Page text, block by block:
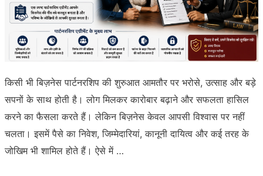
कैसे
बचाएं?
किसी भी बिज़नेस पार्टनरशिप की शुरुआत आमतौर पर भरोसे, उत्साह और बड़े
सपनों के साथ होती है। लोग मिलकर कारोबार बढ़ाने और सफलता हासिल
करने का फैसला करते हैं। लेकिन बिज़नेस केवल आपसी विश्वास पर नहीं
चलता। इसमें पैसे का निवेश, जिम्मेदारियां, कानूनी दायित्व और कई तरह के
जोखिम भी शामिल होते हैं। ऐसे में …